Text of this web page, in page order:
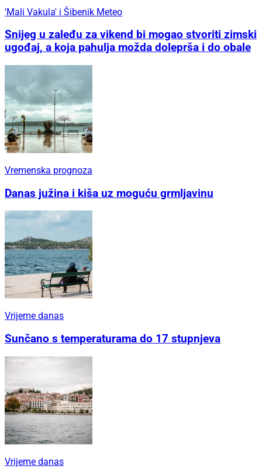
'Mali Vakula' i Šibenik Meteo
Snijeg u zaleđu za vikend bi mogao stvoriti zimski
ugođaj, a koja pahulja možda doleprša i do obale
Vremenska prognoza
Danas južina i kiša uz moguću grmljavinu
Vrijeme danas
Sunčano s temperaturama do 17 stupnjeva
Vrijeme danas